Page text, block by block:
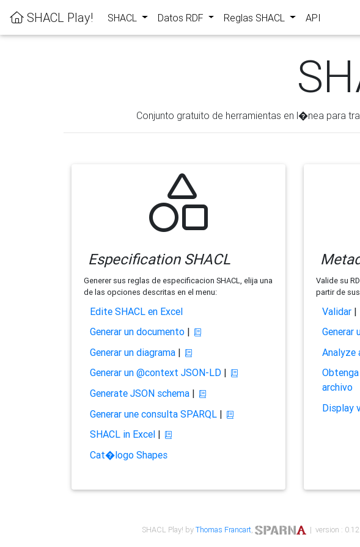
SHACL Play! SHACL Datos RDF Reglas SHACL API
Conjunto gratuito de herramientas en l�nea para
Especification SHACL
Generer sus reglas de especificacion SHACL, elija una
de las opciones descritas en el menu:
Edite SHACL en Excel
Generar un documento|
Generar un diagrama|
Generar un @context JSON-LD|
Generate JSON schema|
Generar une consulta SPARQL|
SHACL in Excel|
Cat�logo Shapes
Valide su
partir de
Validar|
Generar
Analyze
archivo
Display
SHACL Play! byThomas Francart, | version :